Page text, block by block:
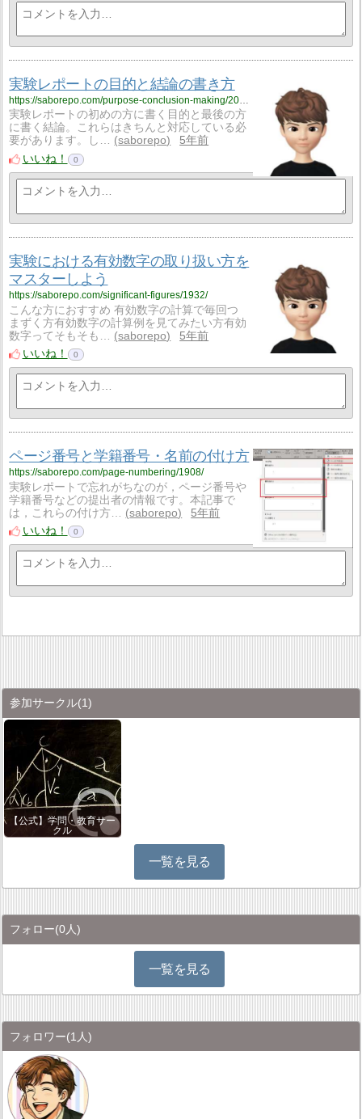
実験レポートの目的と結論の書き方
https://saborepo.com/purpose-conclusion-making/2019/
実験レポートの初めの方に書く目的と最後の方
に書く結論。これらはきちんと対応している必
要があります。し…
saborepo
5年前
いいね！
0
実験における有効数字の取り扱い方を
マスターしよう
https://saborepo.com/significant-figures/1932/
こんな方におすすめ 有効数字の計算で毎回つ
まずく方有効数字の計算例を見てみたい方有効
数字ってそもそも…
saborepo
5年前
いいね！
0
ページ番号と学籍番号・名前の付け方
https://saborepo.com/page-numbering/1908/
実験レポートで忘れがちなのが，ページ番号や
学籍番号などの提出者の情報です。本記事で
は，これらの付け方…
saborepo
5年前
いいね！
0
参加サークル(1)
【公式】学問・教育サー
クル
一覧を見る
フォロー(0人)
一覧を見る
フォロワー(1人)